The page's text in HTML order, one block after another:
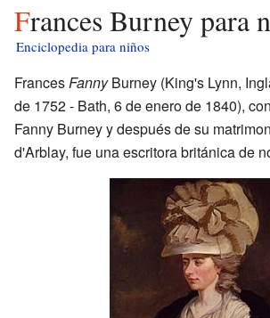
Frances Burney para
Enciclopedia para niños
FrancesFannyBurney (King's Lynn,
de 1752 - Bath, 6 de enero de 1840),
Fanny Burney y después de su
d'Arblay, fue una escritora británica de